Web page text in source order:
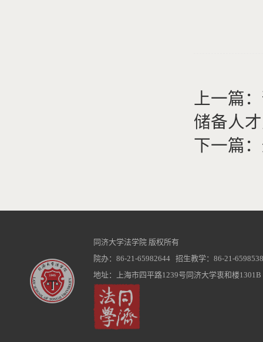
上一篇
储备人
下一篇
同济大学法学院 版权所有
院办：86-21-65982644 招生教学：86-21-
地址：上海市四平路1239号同济大学衷和楼1301B